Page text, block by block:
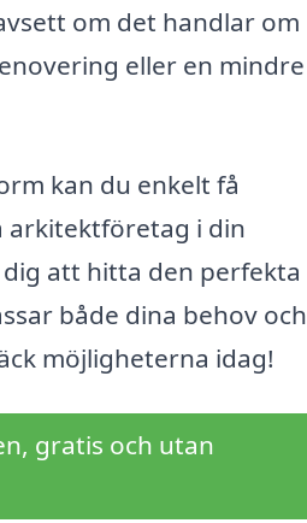
om det handlar om
eller en mindre
kan du enkelt få
i din
att hitta den perfekta
både dina behov och
möjligheterna idag!
gratis och utan